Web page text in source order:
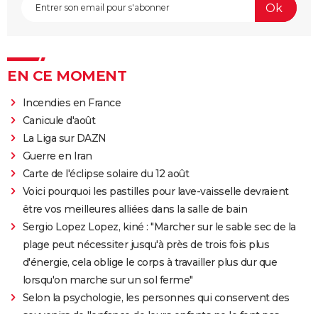
EN CE MOMENT
Incendies en France
Canicule d'août
La Liga sur DAZN
Guerre en Iran
Carte de l'éclipse solaire du 12 août
Voici pourquoi les pastilles pour lave-vaisselle devraient
être vos meilleures alliées dans la salle de bain
Sergio Lopez Lopez, kiné : "Marcher sur le sable sec de la
plage peut nécessiter jusqu'à près de trois fois plus
d'énergie, cela oblige le corps à travailler plus dur que
lorsqu'on marche sur un sol ferme"
Selon la psychologie, les personnes qui conservent des